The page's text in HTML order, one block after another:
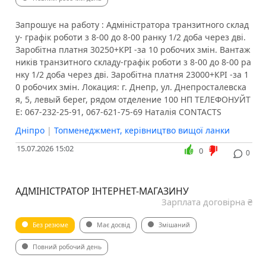
Запрошує на работу : Адміністратора транзитного склад
у- графік роботи з 8-00 до 8-00 ранку 1/2 доба через дві.
Заробітна платня 30250+КРІ -за 10 робочих змін. Вантаж
ників транзитного складу-графік роботи з 8-00 до 8-00 ра
нку 1/2 доба через дві. Заробітна платня 23000+КРІ -за 1
0 робочих змін. Локация: г. Днепр, ул. Днепросталевска
я, 5, левый берег, рядом отделение 100 НП ТЕЛЕФОНУЙТ
Е: 067-232-25-91, 067-621-75-69 Наталія CONTACTS
Дніпро | Топменеджмент, керівництво вищої ланки
15.07.2026 15:02 0
0
АДМІНІСТРАТОР ІНТЕРНЕТ-МАГАЗИНУ
Зарплата договірна ₴
Без резюме Має досвід Змішаний
Повний робочий день